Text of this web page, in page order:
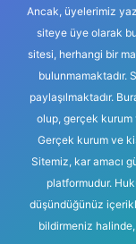
Ancak, üyelerimiz
siteye üye olarak
sitesi, herhangi bir
bulunmamaktadır.
paylaşılmaktadır.
olup, gerçek kurum
Gerçek kurum ve
Sitemiz, kar amacı
platformudur.
düşündüğünüz
bildirmeniz